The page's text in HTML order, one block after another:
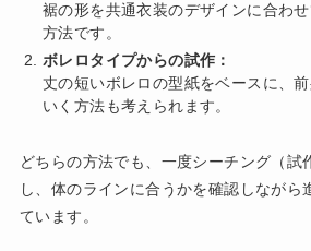
裾の形を共通衣装のデザインに合わ
方法です。
ボレロタイプからの試作：
丈の短いボレロの型紙をベースに、
いく方法も考えられます。
どちらの方法でも、一度シーチング（試
し、体のラインに合うかを確認しながら
ています。